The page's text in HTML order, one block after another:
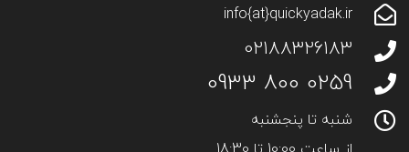
info{at}quickyadak.ir
02188326183
0259 800 0933
شنبه تا پنجشنبه